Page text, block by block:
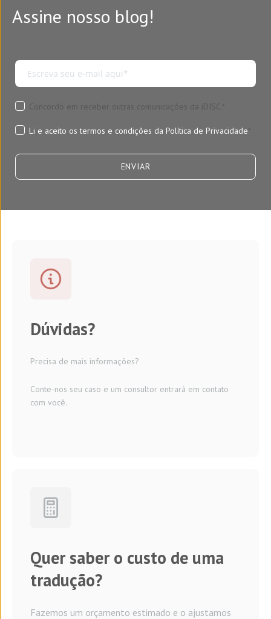
Assine nosso blog!
Concordo em receber outras comunicações da iDISC. *
Li e aceito os termos e condições da Política de Privacidade*
Dúvidas?
Precisa de mais informações?
Conte-nos seu caso e um consultor entrará em contato
com você.
Quer saber o custo de uma
tradução?
Fazemos um orçamento estimado e o ajustamos